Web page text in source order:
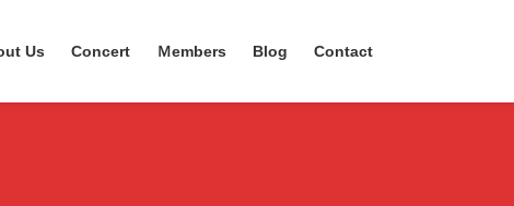
Us Concert Ｍembers Blog Contact